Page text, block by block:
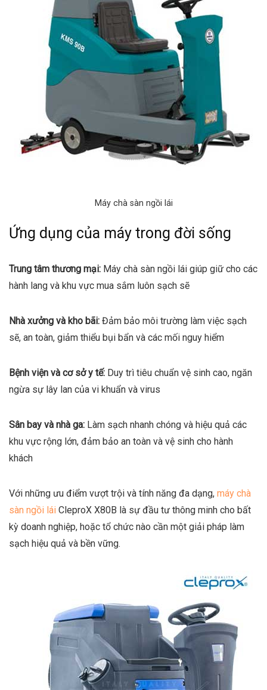
Máy chà sàn ngồi lái
Ứng dụng của máy trong đời sống
Trung tâm thương mại: Máy chà sàn ngồi lái giúp giữ cho các
hành lang và khu vực mua sắm luôn sạch sẽ
Nhà xưởng và kho bãi: Đảm bảo môi trường làm việc sạch
sẽ, an toàn, giảm thiểu bụi bẩn và các mối nguy hiểm
Bệnh viện và cơ sở y tế: Duy trì tiêu chuẩn vệ sinh cao, ngăn
ngừa sự lây lan của vi khuẩn và virus
Sân bay và nhà ga: Làm sạch nhanh chóng và hiệu quả các
khu vực rộng lớn, đảm bảo an toàn và vệ sinh cho hành
khách
Với những ưu điểm vượt trội và tính năng đa dạng, máy chà
sàn ngồi lái CleproX X80B là sự đầu tư thông minh cho bất
kỳ doanh nghiệp, hoặc tổ chức nào cần một giải pháp làm
sạch hiệu quả và bền vững.